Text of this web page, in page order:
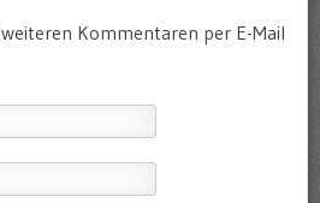
Kommentaren per E-Mail